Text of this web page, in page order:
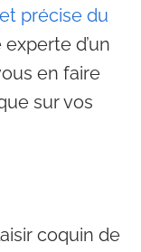
précise du
d’un
en faire
sur vos
coquin de